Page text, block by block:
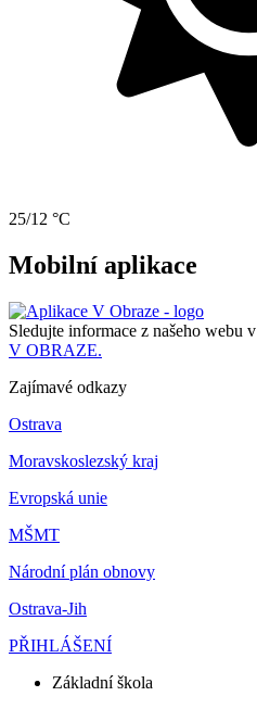
25/12 °C
Mobilní aplikace
Sledujte informace z našeho webu v
V OBRAZE.
Zajímavé odkazy
Ostrava
Moravskoslezský kraj
Evropská unie
MŠMT
Národní plán obnovy
Ostrava-Jih
PŘIHLÁŠENÍ
Základní škola